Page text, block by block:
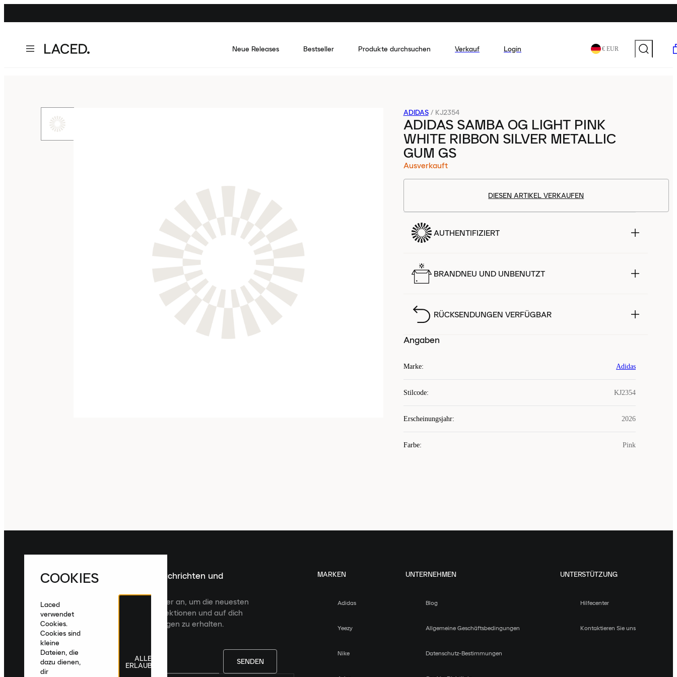
Neue Releases Bestseller Produkte durchsuchen Verkauf Login € EUR
ADIDAS / KJ2354
ADIDAS SAMBA OG LIGHT PINK
WHITE RIBBON SILVER METALLIC
GUM GS
Ausverkauft
DIESEN ARTIKEL VERKAUFEN
AUTHENTIFIZIERT
BRANDNEU UND UNBENUTZT
RÜCKSENDUNGEN VERFÜGBAR
Angaben
Marke: Adidas
Stilcode: KJ2354
Erscheinungsjahr: 2026
Farbe: Pink
Melde dich für die neuesten Nachrichten und
Veröffentlichungen an
Melde dich für den Laced Newsletter an, um die neuesten
Veröffentlichungen, kuratierte Kollektionen und auf dich
zugeschnittene Produktempfehlungen zu erhalten.
SENDEN
MARKEN
Adidas
Yeezy
Nike
UNTERNEHMEN
Blog
Allgemeine Geschäftsbedingungen
Datenschutz-Bestimmungen
UNTERSTÜTZUNG
Hilfecenter
Kontaktieren Sie uns
COOKIES
Laced
verwendet
Cookies.
Cookies sind
kleine
Dateien, die
dazu dienen,
dir
ALLE
ERLAUBEN